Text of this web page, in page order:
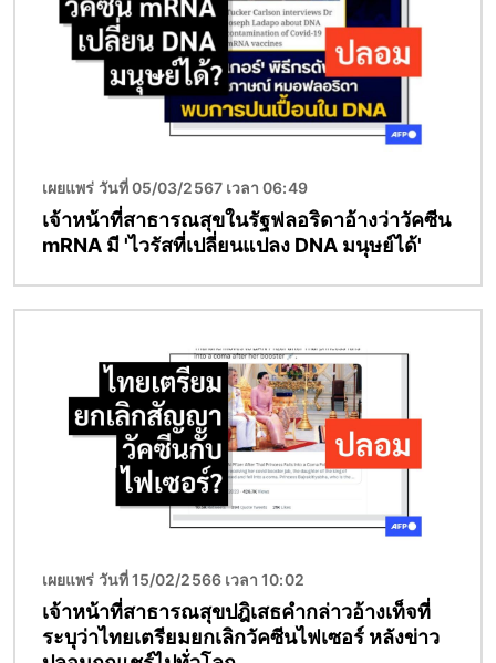
เผยแพร่ วันที่ 05/03/2567 เวลา 06:49
เจ้าหน้าที่สาธารณสุขในรัฐฟลอริดาอ้างว่าวัคซีน
mRNA มี 'ไวรัสที่เปลี่ยนแปลง DNA มนุษย์ได้'
เผยแพร่ วันที่ 15/02/2566 เวลา 10:02
เจ้าหน้าที่สาธารณสุขปฎิเสธคำกล่าวอ้างเท็จที่
ระบุว่าไทยเตรียมยกเลิกวัคซีนไฟเซอร์ หลังข่าว